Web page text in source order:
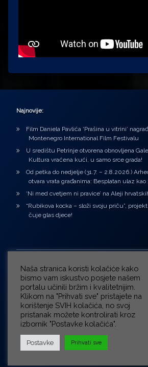
Najnovije:
Film Daniela Pavlića ‘Prašina u vitrini’
Montenegro International Film Festivalu
U središtu Petrinje otvorena obnovljena
Kultura vraćena kući, u samo srce grada!
Od petka do nedjelje (31.7. – 2.8.2026.)
otvara vrata građanima: Besplatan ulaz
‘Ni med cvetjem ni pravice’ na Aleji
“Rubikova kocka – složi svoju priču”,
čuje glas djece!
©
Naša stranica koristi kolačiće kako
bismo vam iskustvo posjete našem
portalu učinili bržim i kvalitetnijim.
Klikom na "Prihvati sve" pristajete na
korištenje SVIH kolačića, no svoj
pristanak možete kontrolirati kroz
izbornik "Postavke kolačića".
Postavke Prihvati sve